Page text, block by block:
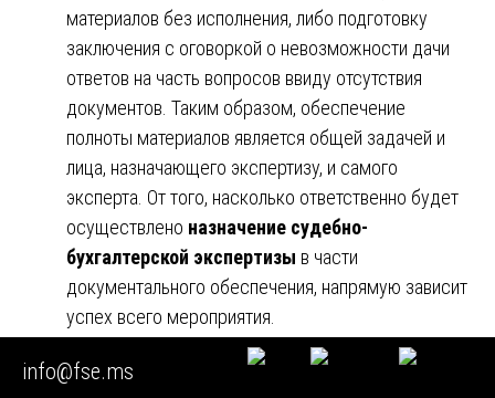
материалов без исполнения, либо подготовку
заключения с оговоркой о невозможности дачи
ответов на часть вопросов ввиду отсутствия
документов. Таким образом, обеспечение
полноты материалов является общей задачей и
лица, назначающего экспертизу, и самого
эксперта. От того, насколько ответственно будет
осуществлено назначение судебно-
бухгалтерской экспертизы в части
документального обеспечения, напрямую зависит
успех всего мероприятия.
▶️ Проблемные аспекты практики
info@fse.ms